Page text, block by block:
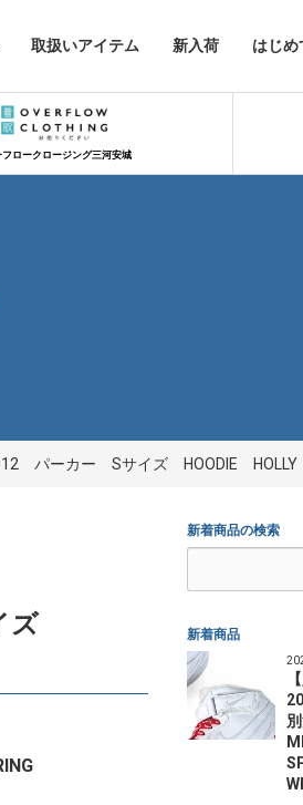
取扱いアイテム 新入荷 はじめ
フロークロージング三河安城
パーカー Sサイズ HOODIE HOLLY
ズ
新着商品の検索
新着商品